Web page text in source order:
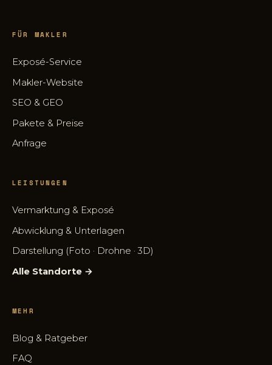
FÜR MAKLER
Exposé-Service
Makler-Website
SEO & GEO
Pakete & Preise
Anfrage
LEISTUNGEN
Vermarktung & Exposé
Abwicklung & Unterlagen
Darstellung (Foto · Drohne · 3D)
Alle Standorte →
MEHR
Blog & Ratgeber
FAQ